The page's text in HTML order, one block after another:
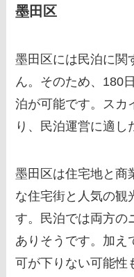
墨田区
墨田区には民泊に関
ん。そのため、180
泊が可能です。スカ
り、民泊運営に適し
墨田区は住宅地と商
な住宅街と人気の観
す。民泊では両方の
ありそうです。加え
可が下りない可能性